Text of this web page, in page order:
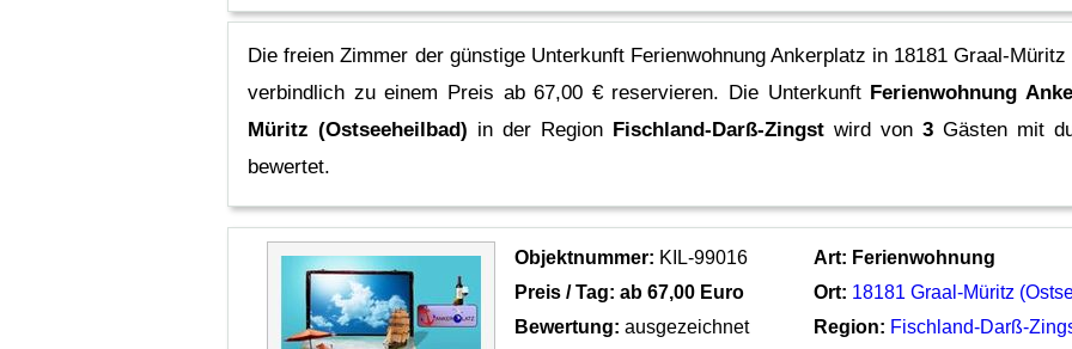
Die freien Zimmer der günstige Unterkunft Ferienwohnung Ankerplatz in 18181 Graal-
verbindlich zu einem Preis ab 67,00 € reservieren. Die Unterkunft Ferienwohnung
Müritz (Ostseeheilbad) in der Region Fischland-Darß-Zingst wird von 3 Gästen mit
bewertet.
Objektnummer: KIL-99016
Preis / Tag: ab 67,00 Euro
Bewertung: ausgezeichnet
Art: Ferienwohnung
Ort: 18181 Graal-Müritz
Region: Fischland-Darß-